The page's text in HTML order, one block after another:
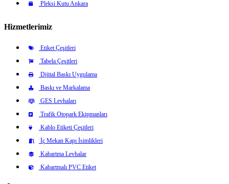
Pleksi Kutu Ankara
Hizmetlerimiz
Etiket Çeşitleri
Tabela Çeşitleri
Dijital Baskı Uygulama
Baskı ve Markalama
GES Levhaları
Trafik Otopark Ekipmanları
Kablo Etiketi Çeşitleri
İç Mekan Kapı İsimlikleri
Kabartma Levhalar
Kabartmalı PVC Etiket